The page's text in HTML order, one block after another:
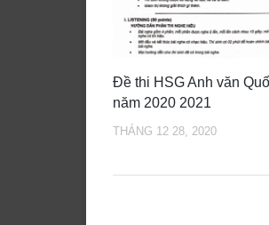
Đề thi HSG Anh văn
năm 2020 2021
THÁNG 12 28, 2020